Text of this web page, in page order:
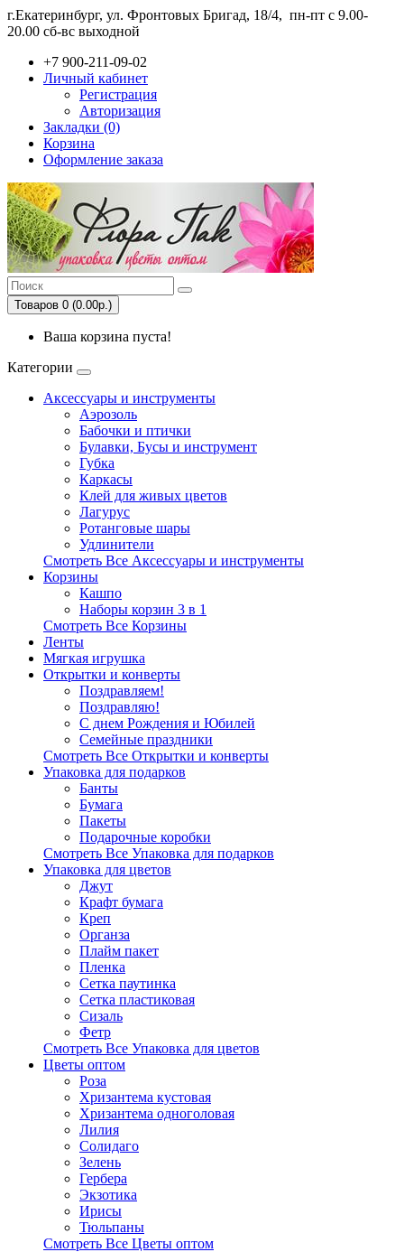
г.Екатеринбург, ул. Фронтовых Бригад, 18/4, пн-пт с 9.00-
20.00 сб-вс выходной
+7 900-211-09-02
Личный кабинет
Регистрация
Авторизация
Закладки (0)
Корзина
Оформление заказа
Товаров 0 (0.00р.)
Ваша корзина пуста!
Категории
Аксессуары и инструменты
Аэрозоль
Бабочки и птички
Булавки, Бусы и инструмент
Губка
Каркасы
Клей для живых цветов
Лагурус
Ротанговые шары
Удлинители
Смотреть Все Аксессуары и инструменты
Корзины
Кашпо
Наборы корзин 3 в 1
Смотреть Все Корзины
Ленты
Мягкая игрушка
Открытки и конверты
Поздравляем!
Поздравляю!
С днем Рождения и Юбилей
Семейные праздники
Смотреть Все Открытки и конверты
Упаковка для подарков
Банты
Бумага
Пакеты
Подарочные коробки
Смотреть Все Упаковка для подарков
Упаковка для цветов
Джут
Крафт бумага
Креп
Органза
Плайм пакет
Пленка
Сетка паутинка
Сетка пластиковая
Сизаль
Фетр
Смотреть Все Упаковка для цветов
Цветы оптом
Роза
Хризантема кустовая
Хризантема одноголовая
Лилия
Солидаго
Зелень
Гербера
Экзотика
Ирисы
Тюльпаны
Смотреть Все Цветы оптом